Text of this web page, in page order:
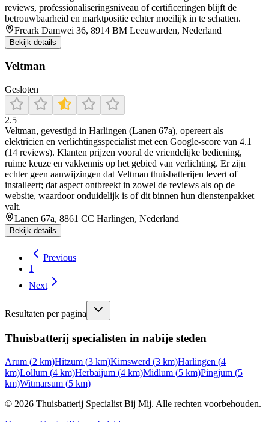
reviews, professionaliseringsniveau of certificeringen blijft de
betrouwbaarheid en marktpositie echter moeilijk in te schatten.
Freark Damwei 36, 8914 BM Leeuwarden, Nederland
Bekijk details
Veltman
Gesloten
2.5
Veltman, gevestigd in Harlingen (Lanen 67a), opereert als
elektricien en verlichtingsspecialist met een Google‑score van 4.1
(14 reviews). Klanten prijzen vooral de vriendelijke bediening,
ruime keuze en vakkennis op het gebied van verlichting. Er zijn
echter geen aanwijzingen dat Veltman thuisbatterijen levert of
installeert; dat aspect ontbreekt in zowel de reviews als op de
website, waardoor onduidelijk is of dit binnen hun dienstenpakket
valt.
Lanen 67a, 8861 CC Harlingen, Nederland
Bekijk details
Previous
1
Next
Resultaten per pagina
Thuisbatterij specialisten in nabije steden
Arum (2 km)Hitzum (3 km)Kimswerd (3 km)Harlingen (4
km)Lollum (4 km)Herbaijum (4 km)Midlum (5 km)Pingjum (5
km)Witmarsum (5 km)
© 2026 Thuisbatterij Specialist Bij Mij. Alle rechten voorbehouden.